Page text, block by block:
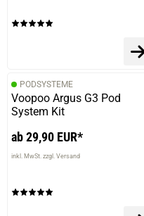
PODSYSTEME
Voopoo Argus G3 Pod
System Kit
ab 29,90 EUR*
inkl. MwSt. zzgl. Versand